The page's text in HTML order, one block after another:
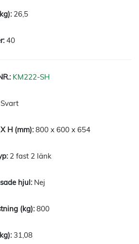
26,5
40
KM222-SH
Svart
800 x 600 x 654
2 fast 2 länk
Nej
800
31,08